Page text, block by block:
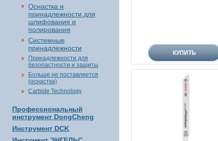
Оснастка и
принадлежности для
шлифования и
полирования
Системные
принадлежности
Принадлежности для
безопастности и защиты
Больше не поставляется
(оснастка)
Carbide Technology
Профессиональный
инструмент DongCheng
Инструмент DCK